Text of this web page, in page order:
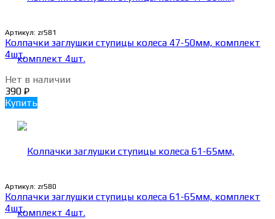
Артикул: zr581
Колпачки заглушки ступицы колеса 47-50мм, комплект
4шт.
Нет в наличии
390 ₽
Купить
Артикул: zr580
Колпачки заглушки ступицы колеса 61-65мм, комплект
4шт.